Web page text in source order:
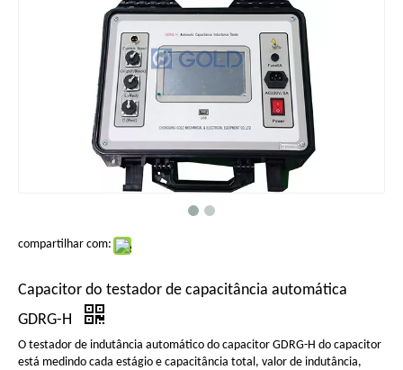
compartilhar com:
Capacitor do testador de capacitância automática
GDRG-H
O testador de indutância automático do capacitor GDRG-H do capacitor
está medindo cada estágio e capacitância total, valor de indutância,